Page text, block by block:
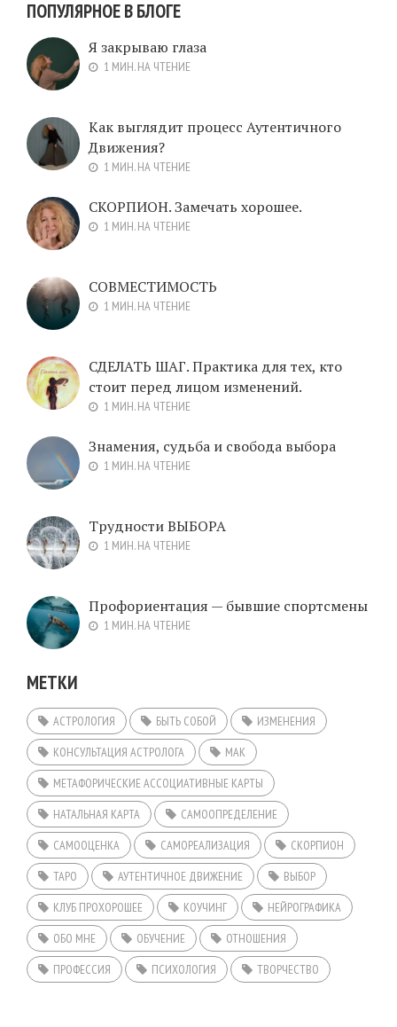
ПОПУЛЯРНОЕ В БЛОГЕ
Я закрываю глаза
1 МИН. НА ЧТЕНИЕ
Как выглядит процесс Аутентичного
Движения?
1 МИН. НА ЧТЕНИЕ
СКОРПИОН. Замечать хорошее.
1 МИН. НА ЧТЕНИЕ
СОВМЕСТИМОСТЬ
1 МИН. НА ЧТЕНИЕ
СДЕЛАТЬ ШАГ. Практика для тех, кто
стоит перед лицом изменений.
1 МИН. НА ЧТЕНИЕ
Знамения, судьба и свобода выбора
1 МИН. НА ЧТЕНИЕ
Трудности ВЫБОРА
1 МИН. НА ЧТЕНИЕ
Профориентация — бывшие спортсмены
1 МИН. НА ЧТЕНИЕ
МЕТКИ
АСТРОЛОГИЯ БЫТЬ СОБОЙ
ИЗМЕНЕНИЯ
КОНСУЛЬТАЦИЯ АСТРОЛОГА
МАК
МЕТАФОРИЧЕСКИЕ АССОЦИАТИВНЫЕ КАРТЫ
НАТАЛЬНАЯ КАРТА
САМООПРЕДЕЛЕНИЕ
САМООЦЕНКА
САМОРЕАЛИЗАЦИЯ
СКОРПИОН
ТАРО
АУТЕНТИЧНОЕ ДВИЖЕНИЕ
ВЫБОР
КЛУБ ПРОХОРОШЕЕ
КОУЧИНГ
НЕЙРОГРАФИКА
ОБО МНЕ
ОБУЧЕНИЕ
ОТНОШЕНИЯ
ПРОФЕССИЯ
ПСИХОЛОГИЯ ТВОРЧЕСТВО